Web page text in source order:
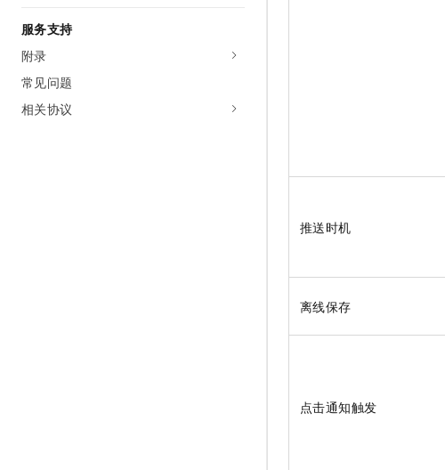
服务支持
附录
常见问题
相关协议
推送时机
离线保存
点击通知触发